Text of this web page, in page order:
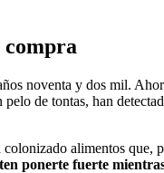
compra
noventa y dos mil.
de tontas, han
alimentos que,
ponerte fuerte